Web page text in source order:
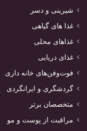
شیرینی و دسر
غذا های گیاهی
غذاهای محلی
غذای دریایی
فوت‌وفن‌های خانه داری
گردشگری و ایرانگردی
متخصصان برتر
مراقبت از پوست و مو